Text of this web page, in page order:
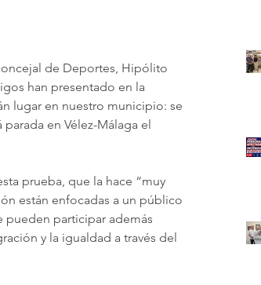
de Deportes, Hipólito
han presentado en la
lugar en nuestro municipio: se
en Vélez-Málaga el
prueba, que la hace “muy
están enfocadas a un público
pueden participar además
y la igualdad a través del